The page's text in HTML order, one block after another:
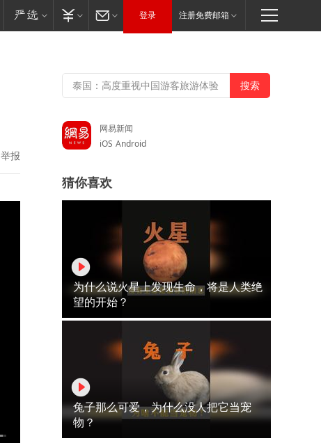
登录 注册免费邮箱
举报
网易新闻
iOS Android
猜你喜欢
为什么说火星上发现生命，将是人类绝
望的开始？
兔子那么可爱，为什么没人把它当宠
物？